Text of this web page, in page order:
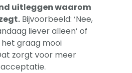
uitleggen waarom
Bijvoorbeeld: ‘Nee,
liever alleen’ of
het graag mooi
zorgt voor meer